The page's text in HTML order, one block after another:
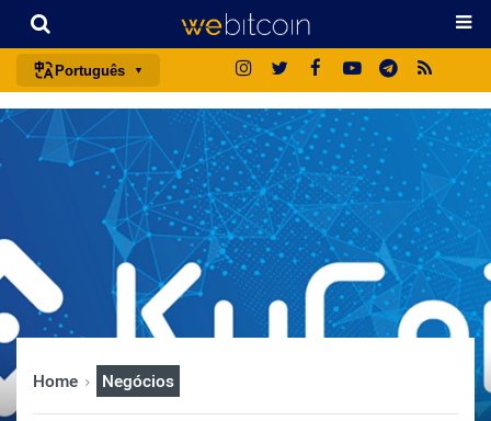
Português
português (BR)
english
español
français
italiano
deutsch
русский
Home Negócios